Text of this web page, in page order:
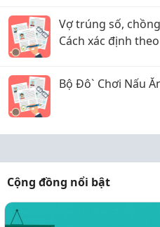
Vợ trúng số,
Cách xác định
Bộ Đô` Chơi Nấu
Cộng đồng nổi bật